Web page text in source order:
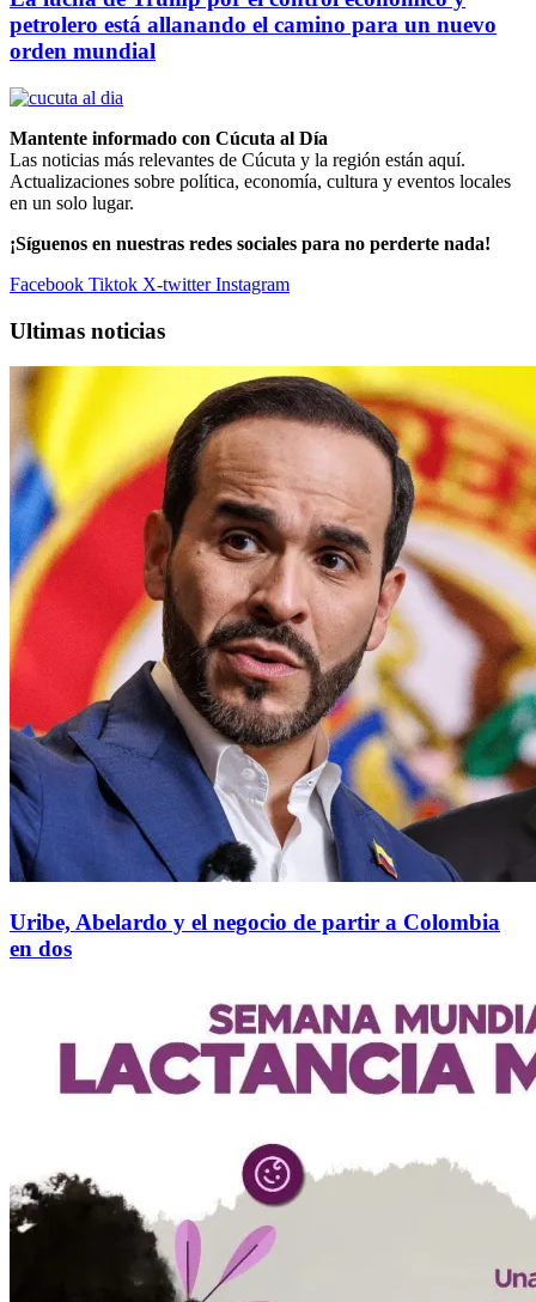
petrolero está allanando el camino para un nuevo
orden mundial
Mantente informado con Cúcuta al Día
Las noticias más relevantes de Cúcuta y la región están aquí.
Actualizaciones sobre política, economía, cultura y eventos locales
en un solo lugar.
¡Síguenos en nuestras redes sociales para no perderte nada!
Facebook Tiktok X-twitter Instagram
Ultimas noticias
Uribe, Abelardo y el negocio de partir a Colombia
en dos